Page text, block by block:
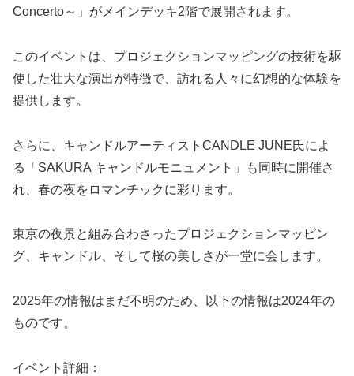
Concerto～」がメインデッキ2階で展開されます。
このイベントは、プロジェクションマッピングの技術を駆
使した壮大な演出が特徴で、訪れる人々に幻想的な体験を
提供します。
さらに、キャンドルアーティストCANDLE JUNE氏によ
る「SAKURA キャンドルモニュメント」も同時に開催さ
れ、春の夜をロマンチックに彩ります。
東京の夜景と組み合わさったプロジェクションマッピン
グ、キャンドル、そして桜の美しさが一堂に会します。
2025年の情報はまだ不明のため、以下の情報は2024年の
ものです。
イベント詳細：